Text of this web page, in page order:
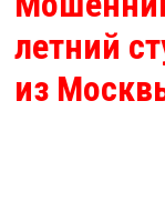
летний
из